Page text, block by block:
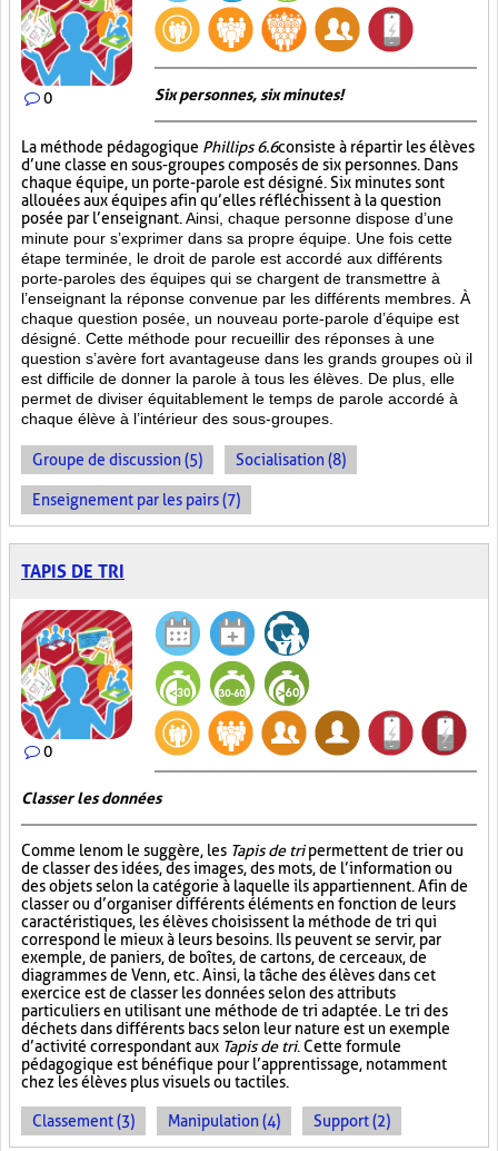
0 Six personnes, six minutes!
La méthode pédagogique Phillips 6.6consiste à répartir les élèves
d’une classe en sous-groupes composés de six personnes. Dans
chaque équipe, un porte-parole est désigné. Six minutes sont
allouées aux équipes afin qu’elles réfléchissent à la question
posée par l’enseignant. Ainsi, chaque personne dispose d’une
minute pour s’exprimer dans sa propre équipe. Une fois cette
étape terminée, le droit de parole est accordé aux différents
porte-paroles des équipes qui se chargent de transmettre à
l’enseignant la réponse convenue par les différents membres. À
chaque question posée, un nouveau porte-parole d’équipe est
désigné. Cette méthode pour recueillir des réponses à une
question s’avère fort avantageuse dans les grands groupes où il
est difficile de donner la parole à tous les élèves. De plus, elle
permet de diviser équitablement le temps de parole accordé à
chaque élève à l’intérieur des sous-groupes.
Groupe de discussion (5) Socialisation (8)
Enseignement par les pairs (7)
TAPIS DE TRI
0
Classer les données
Comme le nom le suggère, les Tapis de tripermettent de trier ou
de classer des idées, des images, des mots, de l’information ou
des objets selon la catégorie à laquelle ils appartiennent. Afin de
classer ou d’organiser différents éléments en fonction de leurs
caractéristiques, les élèves choisissent la méthode de tri qui
correspond le mieux à leurs besoins. Ils peuvent se servir, par
exemple, de paniers, de boîtes, de cartons, de cerceaux, de
diagrammes de Venn, etc. Ainsi, la tâche des élèves dans cet
exercice est de classer les données selon des attributs
particuliers en utilisant une méthode de tri adaptée. Le tri des
déchets dans différents bacs selon leur nature est un exemple
d’activité correspondant aux Tapis de tri. Cette formule
pédagogique est bénéfique pour l’apprentissage, notamment
chez les élèves plus visuels ou tactiles.
Classement (3) Manipulation (4) Support (2)